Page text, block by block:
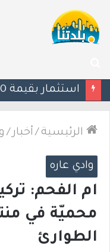
عن
الرئيسية / أخبار /
وادي عاره
ام الفحم:
محميّة في
الطوارئ